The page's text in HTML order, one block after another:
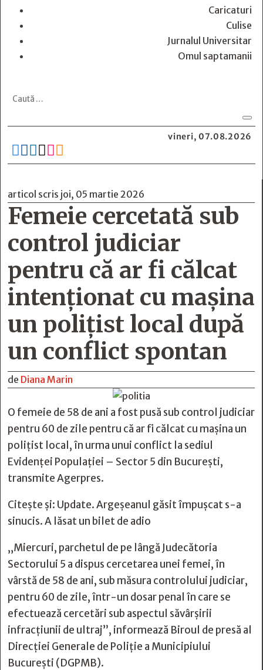
Caricaturi
Culise
Jurnalul Universitar
Omul saptamanii
vineri, 07.08.2026
     
articol scris joi, 05 martie 2026
Femeie cercetată sub
control judiciar
pentru că ar fi călcat
intenţionat cu maşina
un poliţist local după
un conflict spontan
de Diana Marin
O femeie de 58 de ani a fost pusă sub control judiciar
pentru 60 de zile pentru că ar fi călcat cu maşina un
poliţist local, în urma unui conflict la sediul
Evidenţei Populaţiei – Sector 5 din Bucureşti,
transmite Agerpres.
Citește și: Update. Argeșeanul găsit împușcat s-a
sinucis. A lăsat un bilet de adio
„Miercuri, parchetul de pe lângă Judecătoria
Sectorului 5 a dispus cercetarea unei femei, în
vârstă de 58 de ani, sub măsura controlului judiciar,
pentru 60 de zile, într-un dosar penal în care se
efectuează cercetări sub aspectul săvârşirii
infracţiunii de ultraj”, informează Biroul de presă al
Direcţiei Generale de Poliţie a Municipiului
Bucureşti (DGPMB).